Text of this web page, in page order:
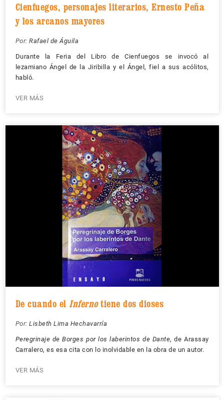
Cienfuegos, personajes literarios, Ernesto Peña
y los arcanos mayores
Por: Rafael de Águila
Durante la Feria del Libro de Cienfuegos se invocó al
lezamiano Ángel de la Jiribilla y el Ángel, fiel a sus acólitos,
habló.
VER MÁS
De cuando el Infernotiene dos dioses
Por: Lisbeth Lima Hechavarría
Peregrinaje de Borges por los laberintos de Dante, de Arassay
Carralero, es esa cita con lo inolvidable en la obra de un autor.
VER MÁS